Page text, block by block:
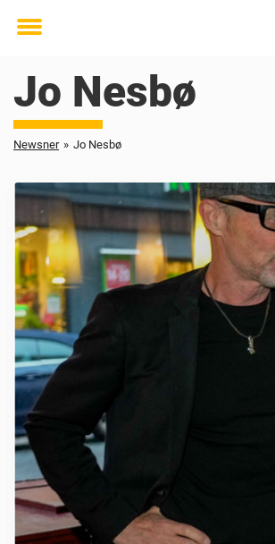
Toggle
Jo Nesbø
Newsner » Jo Nesbø